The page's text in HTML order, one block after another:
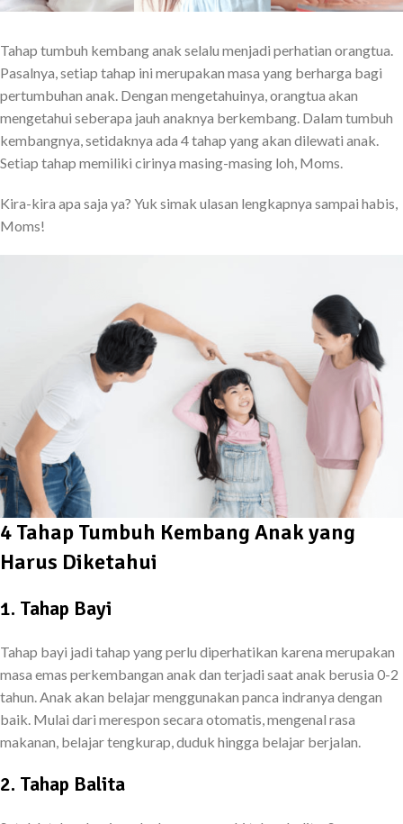
Tahap tumbuh kembang anak selalu menjadi perhatian orangtua.
Pasalnya, setiap tahap ini merupakan masa yang berharga bagi
pertumbuhan anak. Dengan mengetahuinya, orangtua akan
mengetahui seberapa jauh anaknya berkembang. Dalam tumbuh
kembangnya, setidaknya ada 4 tahap yang akan dilewati anak.
Setiap tahap memiliki cirinya masing-masing loh, Moms.
Kira-kira apa saja ya? Yuk simak ulasan lengkapnya sampai habis,
Moms!
4 Tahap Tumbuh Kembang Anak yang
Harus Diketahui
1. Tahap Bayi
Tahap bayi jadi tahap yang perlu diperhatikan karena merupakan
masa emas perkembangan anak dan terjadi saat anak berusia 0-2
tahun. Anak akan belajar menggunakan panca indranya dengan
baik. Mulai dari merespon secara otomatis, mengenal rasa
makanan, belajar tengkurap, duduk hingga belajar berjalan.
2. Tahap Balita